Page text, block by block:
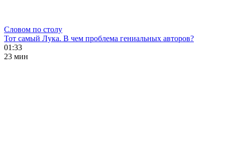
Словом по столу
Тот самый Лука. В чем проблема гениальных авторов?
01:33
23 мин